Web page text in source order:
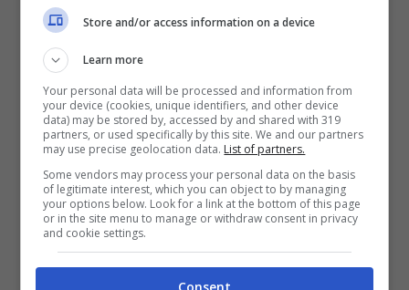
così come la forza e il dinamismo di alcuni dei
rispettivi interpreti. Ne sanno qualcosa i
padroni di casa, ‘puniti’ da un cartellino giallo
73 volte in stagione. Tra le file dei gialloblu,
intriga soprattutto l’opzione che porta a
in ripiegamento.
Infine, chiudiamo la nostra breve carrellata
con un’altra partita del campionato cadetto:
Store and/or access information on a device
Learn more
Your personal data will be processed and information from
your device (cookies, unique identifiers, and other device
data) may be stored by, accessed by and shared with 319
partners, or used specifically by this site. We and our partners
may use precise geolocation data. List of partners.
Some vendors may process your personal data on the basis
of legitimate interest, which you can object to by managing
your options below. Look for a link at the bottom of this page
or in the site menu to manage or withdraw consent in privacy
and cookie settings.